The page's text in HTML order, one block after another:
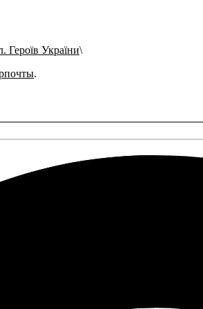
Героїв України
.